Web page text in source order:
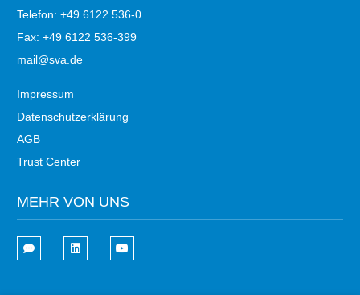
Telefon: +49 6122 536-0
Fax: +49 6122 536-399
mail@sva.de
Impressum
Datenschutzerklärung
AGB
Trust Center
MEHR VON UNS